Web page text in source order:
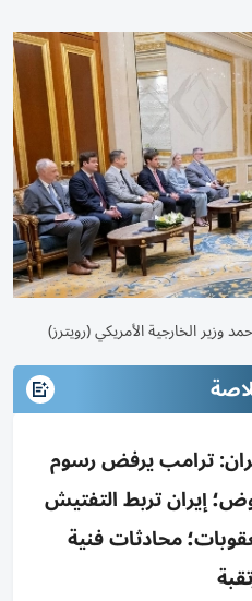
الخارجية الأمريكي (رويترز)
ترامب يرفض رسوم
إيران تربط التفتيش
محادثات فنية